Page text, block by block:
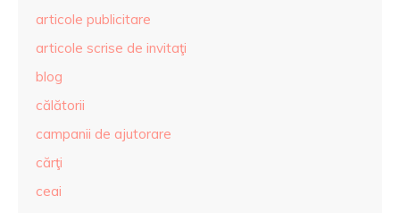
articole publicitare
articole scrise de invitaţi
blog
călătorii
campanii de ajutorare
cărţi
ceai